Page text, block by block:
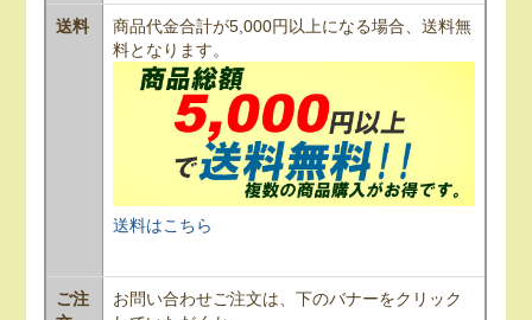
送料
商品代金合計が5,000円以上になる場合、送料無
料となります。
送料はこちら
ご注
お問い合わせご注文は、下のバナーをクリック